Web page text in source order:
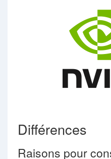
Différences
Raisons pour